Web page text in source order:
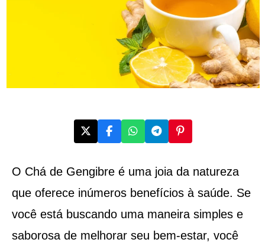
O Chá de Gengibre é uma joia da natureza
que oferece inúmeros benefícios à saúde. Se
você está buscando uma maneira simples e
saborosa de melhorar seu bem-estar, você